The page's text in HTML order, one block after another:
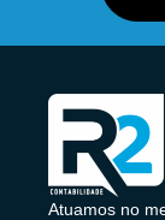
Atuamos no